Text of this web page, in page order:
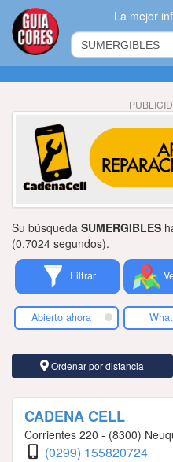
La mejor
Su búsqueda SUMERGIBLES
(0.7024 segundos).
Filtrar
Abierto ahora
Ordenar por distancia
CADENA CELL
Corrientes 220 - (8300)
(0299) 155820724